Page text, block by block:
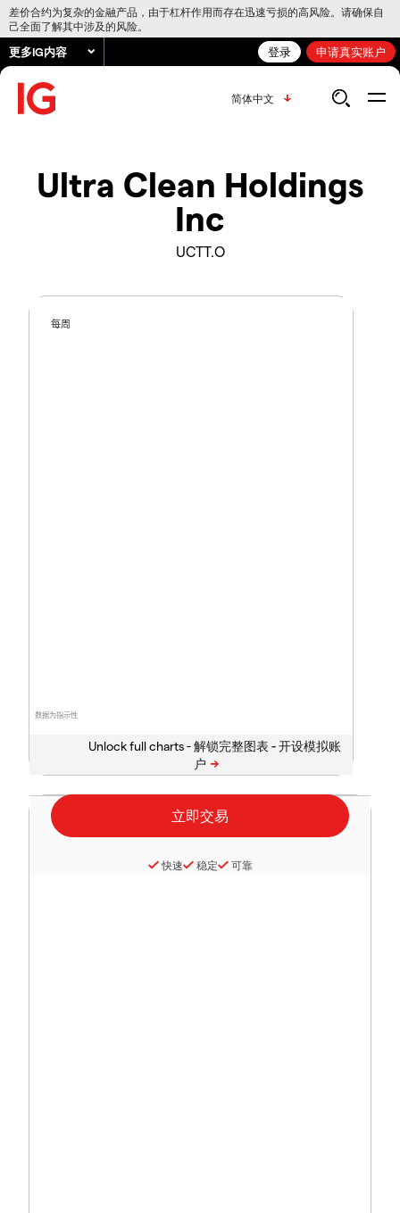
差价合约为复杂的金融产品，由于杠杆作用而存在迅速亏损的高风险。请确保自
己全面了解其中涉及的风险。
更多IG内容 登录 申请真实账户
简体中文
Ultra Clean Holdings
Inc
UCTT.O
数据为指示性
每周
Unlock full charts -
快速 稳定 可靠